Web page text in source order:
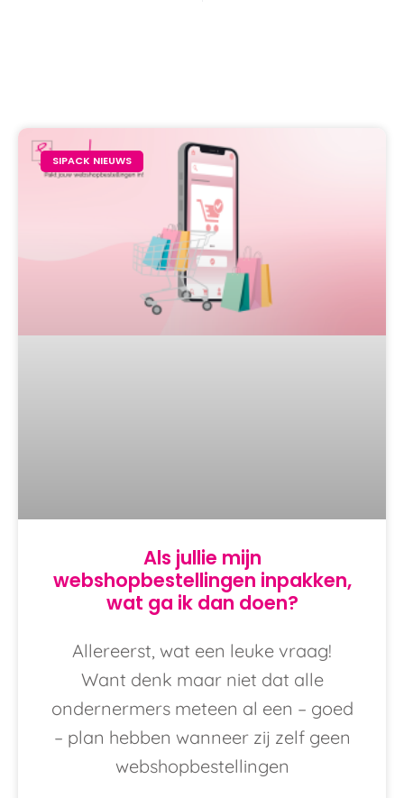
SIPACK NIEUWS
Als jullie mijn
webshopbestellingen inpakken,
wat ga ik dan doen?
Allereerst, wat een leuke vraag!
Want denk maar niet dat alle
ondernermers meteen al een – goed
– plan hebben wanneer zij zelf geen
webshopbestellingen